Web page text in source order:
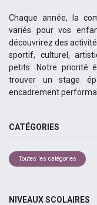
Chaque année, la
variés pour vos
découvrirez des
sportif, culturel,
petits. Notre priorité
trouver un stage
encadrement
CATÉGORIES
Toutes les catégories
NIVEAUX SCOLAIRES